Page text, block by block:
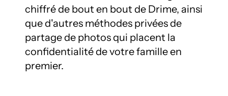
chiffré de bout en bout de Drime, ainsi
que d'autres méthodes privées de
partage de photos qui placent la
confidentialité de votre famille en
premier.